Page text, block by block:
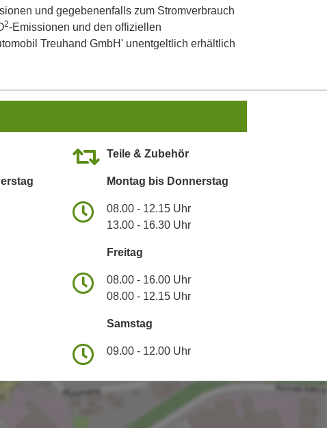
und gegebenenfalls zum Stromverbrauch
2-Emissionen und den offiziellen
Treuhand GmbH' unentgeltlich erhältlich
Teile & Zubehör
Montag bis Donnerstag
08.00 - 12.15 Uhr
13.00 - 16.30 Uhr
Freitag
08.00 - 16.00 Uhr
08.00 - 12.15 Uhr
Samstag
09.00 - 12.00 Uhr